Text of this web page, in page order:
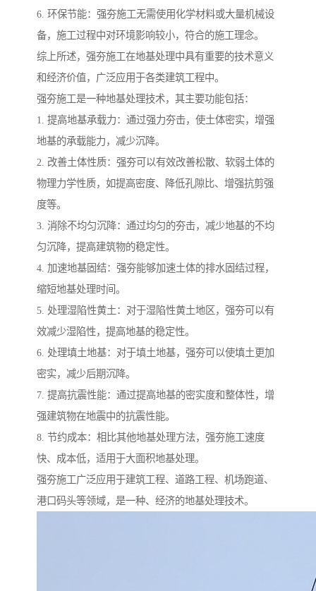
6. 环保节能：强夯施工无需使用化学材料或大量机械设
备，施工过程中对环境影响较小，符合的施工理念。
综上所述，强夯施工在地基处理中具有重要的技术意义
和经济价值，广泛应用于各类建筑工程中。
强夯施工是一种地基处理技术，其主要功能包括：
1. 提高地基承载力：通过强力夯击，使土体密实，增强
地基的承载能力，减少沉降。
2. 改善土体性质：强夯可以有效改善松散、软弱土体的
物理力学性质，如提高密度、降低孔隙比、增强抗剪强
度等。
3. 消除不均匀沉降：通过均匀的夯击，减少地基的不均
匀沉降，提高建筑物的稳定性。
4. 加速地基固结：强夯能够加速土体的排水固结过程，
缩短地基处理时间。
5. 处理湿陷性黄土：对于湿陷性黄土地区，强夯可以有
效减少湿陷性，提高地基的稳定性。
6. 处理填土地基：对于填土地基，强夯可以使填土更加
密实，减少后期沉降。
7. 提高抗震性能：通过提高地基的密实度和整体性，增
强建筑物在地震中的抗震性能。
8. 节约成本：相比其他地基处理方法，强夯施工速度
快、成本低，适用于大面积地基处理。
强夯施工广泛应用于建筑工程、道路工程、机场跑道、
港口码头等领域，是一种、经济的地基处理技术。